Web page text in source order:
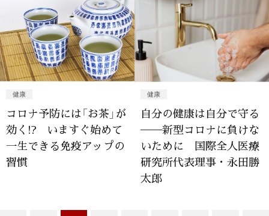
健康
コロナ予防には「お茶」が
効く!? いますぐ始めて
一生できる免疫アップの
習慣
健康
自分の健康は自分で守る
──新型コロナに負けな
いために 国際全人医療
研究所代表理事・永田勝
太郎